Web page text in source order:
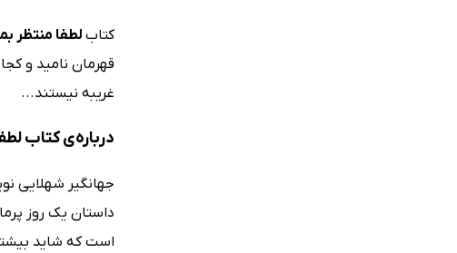
کتاب لطفا منتظر
قهرمان نامید و
غریبه نیستند...
درباره‌ی کتاب
داستان یک روز
است که شاید